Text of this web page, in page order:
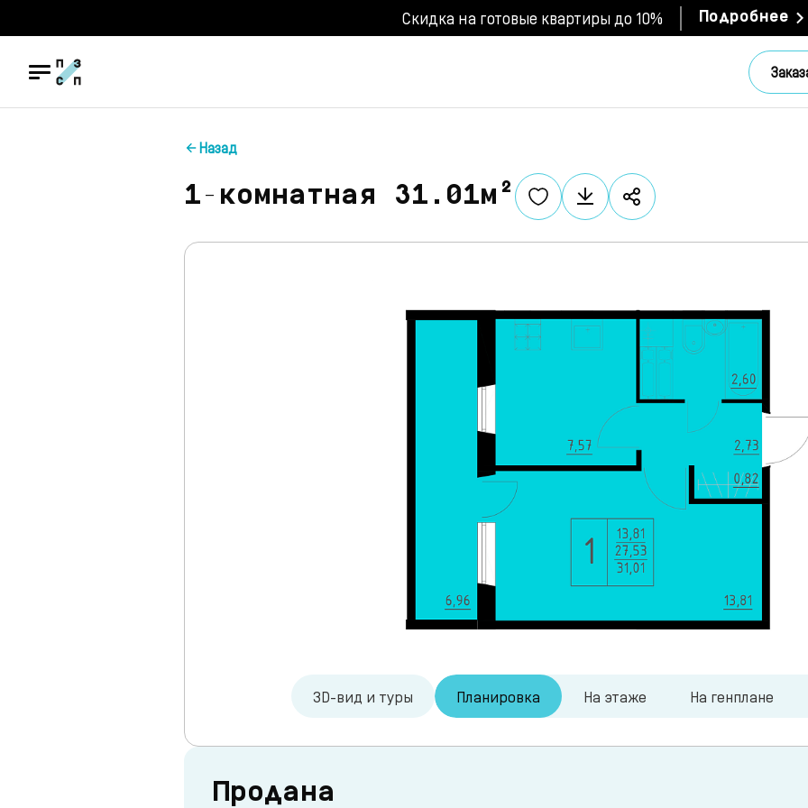
Скидка на готовые квартиры до 10% Подробнее
Назад
1-комнатная 31.01м²
3D-вид и туры Планировка На этаже На генплане
Продана